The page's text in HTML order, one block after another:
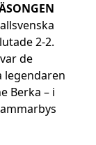
2-2.
de
legendaren
Berka – i